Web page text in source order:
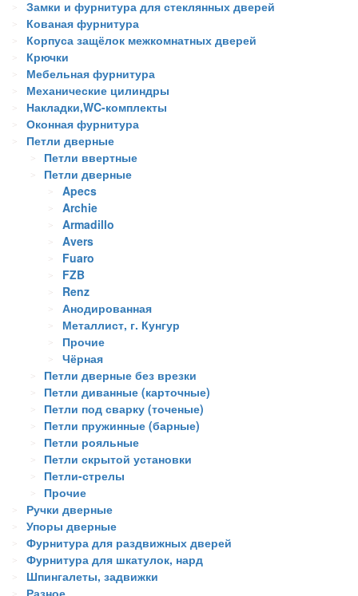
Замки и фурнитура для стеклянных дверей
Кованая фурнитура
Корпуса защёлок межкомнатных дверей
Крючки
Мебельная фурнитура
Механические цилиндры
Накладки,WC-комплекты
Оконная фурнитура
Петли дверные
Петли ввертные
Петли дверные
Apecs
Archie
Armadillo
Avers
Fuaro
FZB
Renz
Анодированная
Металлист, г. Кунгур
Прочие
Чёрная
Петли дверные без врезки
Петли диванные (карточные)
Петли под сварку (точеные)
Петли пружинные (барные)
Петли рояльные
Петли скрытой установки
Петли-стрелы
Прочие
Ручки дверные
Упоры дверные
Фурнитура для раздвижных дверей
Фурнитура для шкатулок, нард
Шпингалеты, задвижки